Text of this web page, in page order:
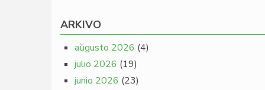
ARKIVO
aŭgusto 2026 (4)
julio 2026 (19)
junio 2026 (23)